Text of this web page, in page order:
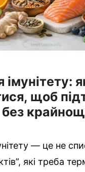
імунітету:
щоб
без
— це не
які треба